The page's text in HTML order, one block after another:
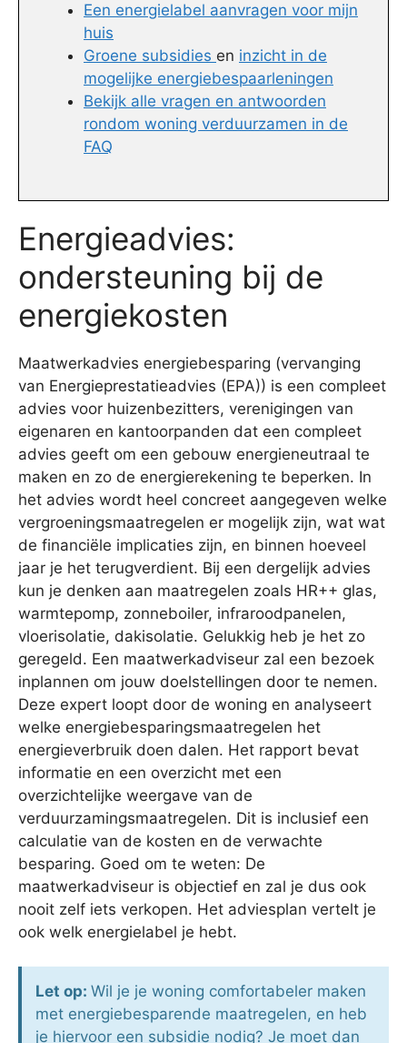
Een energielabel aanvragen voor mijn
huis
Groene subsidies en inzicht in de
mogelijke energiebespaarleningen
Bekijk alle vragen en antwoorden
rondom woning verduurzamen in de
FAQ
Energieadvies:
ondersteuning bij de
energiekosten
Maatwerkadvies energiebesparing (vervanging
van Energieprestatieadvies (EPA)) is een compleet
advies voor huizenbezitters, verenigingen van
eigenaren en kantoorpanden dat een compleet
advies geeft om een gebouw energieneutraal te
maken en zo de energierekening te beperken. In
het advies wordt heel concreet aangegeven welke
vergroeningsmaatregelen er mogelijk zijn, wat wat
de financiële implicaties zijn, en binnen hoeveel
jaar je het terugverdient. Bij een dergelijk advies
kun je denken aan maatregelen zoals HR++ glas,
warmtepomp, zonneboiler, infraroodpanelen,
vloerisolatie, dakisolatie. Gelukkig heb je het zo
geregeld. Een maatwerkadviseur zal een bezoek
inplannen om jouw doelstellingen door te nemen.
Deze expert loopt door de woning en analyseert
welke energiebesparingsmaatregelen het
energieverbruik doen dalen. Het rapport bevat
informatie en een overzicht met een
overzichtelijke weergave van de
verduurzamingsmaatregelen. Dit is inclusief een
calculatie van de kosten en de verwachte
besparing. Goed om te weten: De
maatwerkadviseur is objectief en zal je dus ook
nooit zelf iets verkopen. Het adviesplan vertelt je
ook welk energielabel je hebt.
Let op: Wil je je woning comfortabeler maken
met energiebesparende maatregelen, en heb
je hiervoor een subsidie nodig? Je moet dan